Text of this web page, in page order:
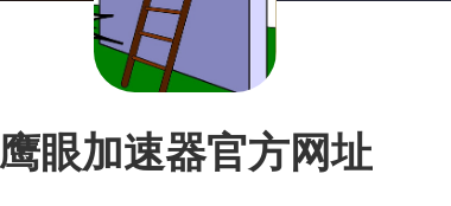
鹰眼加速器官方网址